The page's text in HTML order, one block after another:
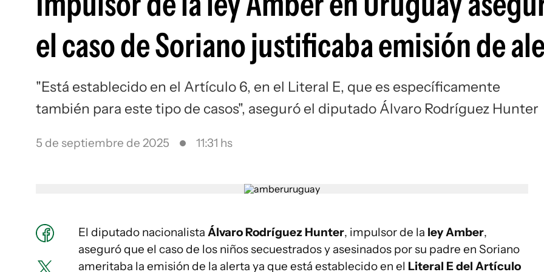
el caso de Soriano justificaba emisión de
"Está establecido en el Artículo 6, en el Literal E, que es específicamente
también para este tipo de casos", aseguró el diputado Álvaro Rodríguez Hunter
5 de septiembre de 2025 11:31 hs
El diputado nacionalista Álvaro Rodríguez Hunter, impulsor de la ley Amber,
aseguró que el caso de los niños secuestrados y asesinados por su padre en Soriano
ameritaba la emisión de la alerta ya que está establecido en el Literal E del Artículo